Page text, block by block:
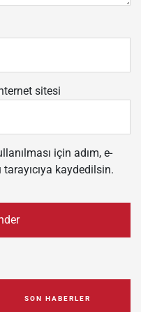
sitesi
için adım, e-
kaydedilsin.
SON HABERLER